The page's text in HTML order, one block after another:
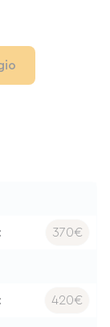
370€
420€